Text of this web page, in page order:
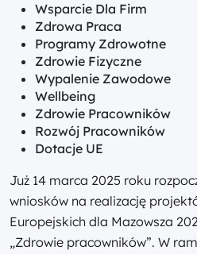
Wsparcie Dla Firm
Zdrowa Praca
Programy Zdrowotne
Zdrowie Fizyczne
Wypalenie Zawodowe
Wellbeing
Zdrowie Pracowników
Rozwój Pracowników
Dotacje UE
Już 14 marca 2025 roku
wniosków na realizację
Europejskich dla Mazowsza
„Zdrowie pracowników”. W